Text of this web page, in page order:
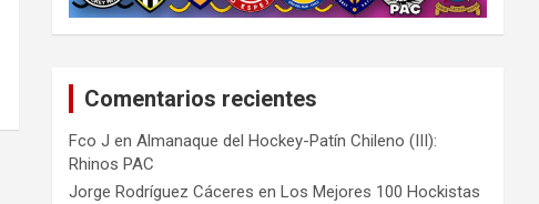
Comentarios recientes
Fco J enAlmanaque del Hockey-Patín Chileno (III):
Rhinos PAC
Jorge Rodríguez Cáceres enLos Mejores 100 Hockistas